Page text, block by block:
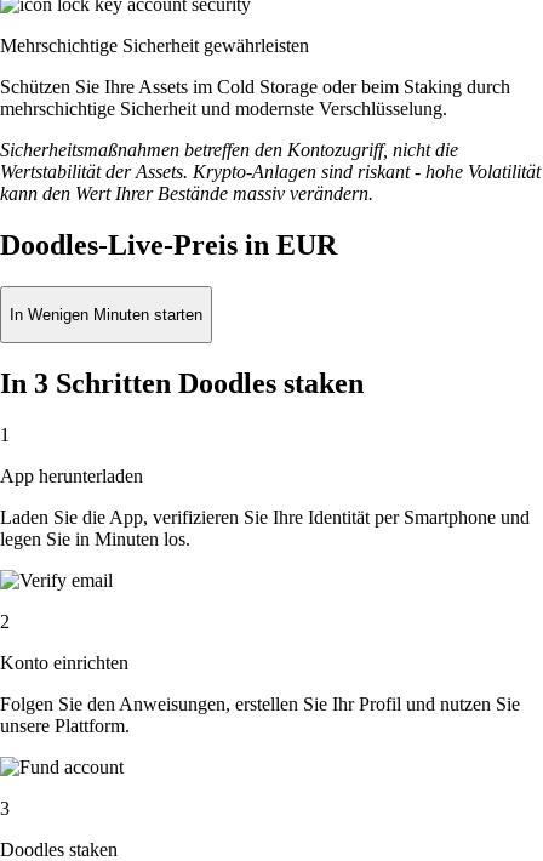
Mehrschichtige Sicherheit gewährleisten
Schützen Sie Ihre Assets im Cold Storage oder beim Staking durch
mehrschichtige Sicherheit und modernste Verschlüsselung.
Sicherheitsmaßnahmen betreffen den Kontozugriff, nicht die
Wertstabilität der Assets. Krypto-Anlagen sind riskant - hohe Volatilität
kann den Wert Ihrer Bestände massiv verändern.
Doodles-Live-Preis in EUR
In Wenigen Minuten starten
In 3 Schritten Doodles staken
1
App herunterladen
Laden Sie die App, verifizieren Sie Ihre Identität per Smartphone und
legen Sie in Minuten los.
2
Konto einrichten
Folgen Sie den Anweisungen, erstellen Sie Ihr Profil und nutzen Sie
unsere Plattform.
3
Doodles staken